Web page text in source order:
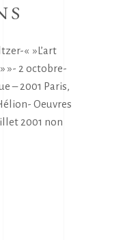
« »L’art
»- 2 octobre-
– 2001 Paris,
Oeuvres
2001 non